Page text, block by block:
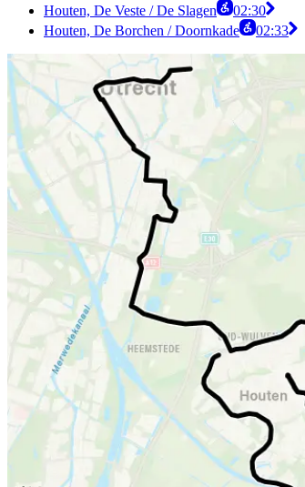
Houten, De Veste / De Slagen
02:30
Houten, De Borchen / Doornkade
02:33